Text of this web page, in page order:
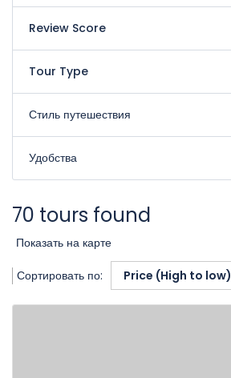
Review Score
Tour Type
Стиль путешествия
Удобства
70 tours found
Показать на карте
Сортировать по: Price (High to low)